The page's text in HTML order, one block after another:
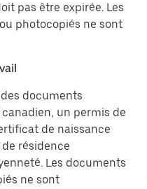
pas être expirée. Les
photocopiés ne sont
documents
un permis de
de naissance
résidence
Les documents
ne sont